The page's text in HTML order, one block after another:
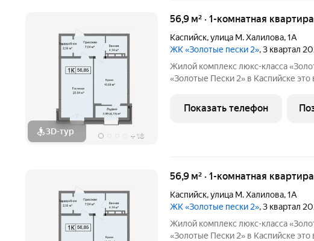
3D-тур + 18
56,9 м² · 1-комнатная
Каспийск,улица М. Халилова,1А
ЖК «Золотые пески 2», 3 квартал
Жилой комплекс люкс-класса
«Золотые Пески 2» в Каспийске это воплощение роскоши и
100 шагах от моря! Дом строится
в партнерстве
Показать телефон
56,9 м² · 1-комнатная
Каспийск,улица М. Халилова,1А
ЖК «Золотые пески 2», 3 квартал
Жилой комплекс люкс-класса
«Золотые Пески 2» в Каспийске это воплощение роскоши и